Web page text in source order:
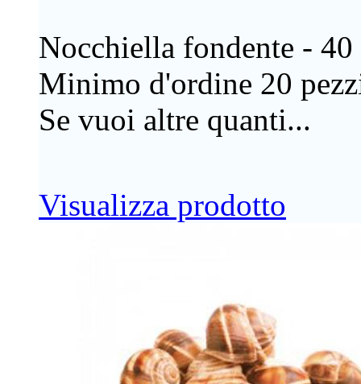
Nocchiella fondente - 40
Minimo d'ordine 20
Se vuoi altre quanti...
Visualizza prodotto